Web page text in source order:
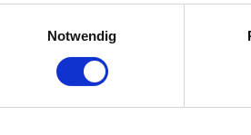
Notwendig